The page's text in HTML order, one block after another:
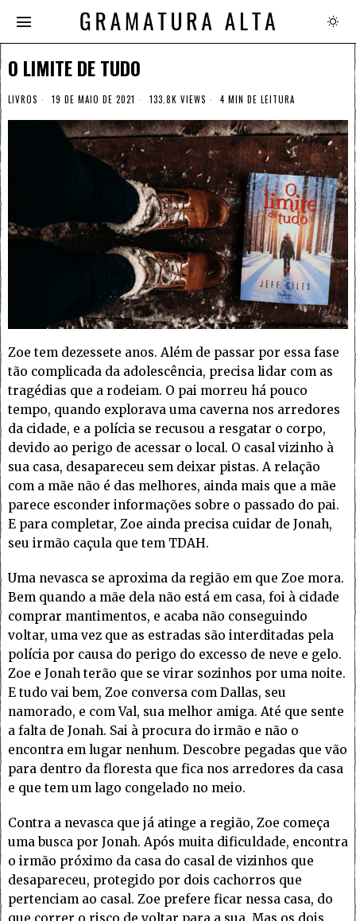
O LIMITE DE TUDO
LIVROS 19 DE MAIO DE 2021 133.8K VIEWS 4 MIN DE LEITURA
Zoe tem dezessete anos. Além de passar por essa fase
tão complicada da adolescência, precisa lidar com as
tragédias que a rodeiam. O pai morreu há pouco
tempo, quando explorava uma caverna nos arredores
da cidade, e a polícia se recusou a resgatar o corpo,
devido ao perigo de acessar o local. O casal vizinho à
sua casa, desapareceu sem deixar pistas. A relação
com a mãe não é das melhores, ainda mais que a mãe
parece esconder informações sobre o passado do pai.
E para completar, Zoe ainda precisa cuidar de Jonah,
seu irmão caçula que tem TDAH.
Uma nevasca se aproxima da região em que Zoe mora.
Bem quando a mãe dela não está em casa, foi à cidade
comprar mantimentos, e acaba não conseguindo
voltar, uma vez que as estradas são interditadas pela
polícia por causa do perigo do excesso de neve e gelo.
Zoe e Jonah terão que se virar sozinhos por uma noite.
E tudo vai bem, Zoe conversa com Dallas, seu
namorado, e com Val, sua melhor amiga. Até que sente
a falta de Jonah. Sai à procura do irmão e não o
encontra em lugar nenhum. Descobre pegadas que vão
para dentro da floresta que fica nos arredores da casa
e que tem um lago congelado no meio.
Contra a nevasca que já atinge a região, Zoe começa
uma busca por Jonah. Após muita dificuldade, encontra
o irmão próximo da casa do casal de vizinhos que
desapareceu, protegido por dois cachorros que
pertenciam ao casal. Zoe prefere ficar nessa casa, do